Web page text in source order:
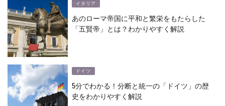
イタリア
あのローマ帝国に平和と繁栄をもたらした
「五賢帝」とは？わかりやすく解説
ドイツ
5分でわかる！分断と統一の「ドイツ」の歴
史をわかりやすく解説